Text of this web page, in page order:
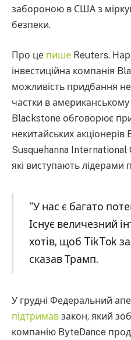
забороною в США з
безпеки.
Про це пише Reuters.
інвестиційна компанія
можливість придбання
частки в американському
Blackstone обговорює
некитайських акціонерів
Susquehanna
які виступають лідерами
“У нас є багато
Існує величезний
хотів, щоб TikTok
сказав Трамп.
У грудні Федеральний
підтримав закон, який
компанію ByteDance